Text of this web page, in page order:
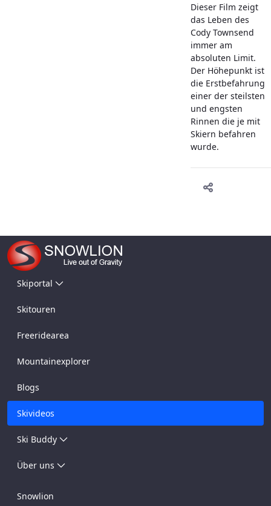
Dieser Film zeigt
das Leben des
Cody Townsend
immer am
absoluten Limit.
Der Höhepunkt ist
die Erstbefahrung
einer der steilsten
und engsten
Rinnen die je mit
Skiern befahren
wurde.
Skiportal
Skitouren
Freeridearea
Mountainexplorer
Blogs
Skivideos
Ski Buddy
Über uns
Snowlion